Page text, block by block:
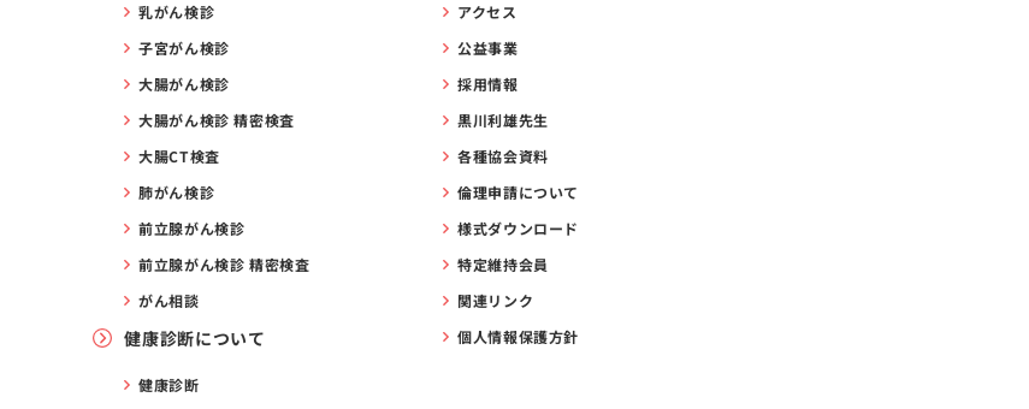
乳がん検診
子宮がん検診
大腸がん検診
大腸がん検診 精密検査
大腸CT検査
肺がん検診
前立腺がん検診
前立腺がん検診 精密検査
がん相談
健康診断について
健康診断
アクセス
公益事業
採用情報
黒川利雄先生
各種協会資料
倫理申請について
様式ダウンロード
特定維持会員
関連リンク
個人情報保護方針